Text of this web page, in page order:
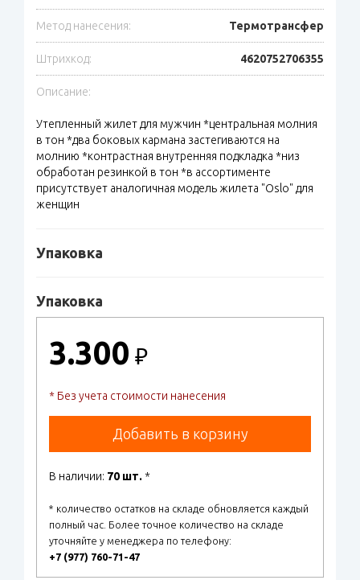
Метод нанесения: Термотрансфер
Штрихкод: 4620752706355
Описание:
Утепленный жилет для мужчин *центральная молния
в тон *два боковых кармана застегиваются на
молнию *контрастная внутренняя подкладка *низ
обработан резинкой в тон *в ассортименте
присутствует аналогичная модель жилета "Oslo" для
женщин
Упаковка
Упаковка
3.300 ₽
* Без учета стоимости нанесения
Добавить в корзину
В наличии: 70 шт. *
* количество остатков на складе обновляется каждый
полный час. Более точное количество на складе
уточняйте у менеджера по телефону:
+7 (977) 760-71-47